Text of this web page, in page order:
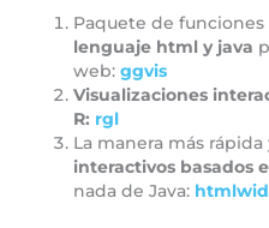
Paquete de
lenguaje html y java
web: ggvis
Visualizaciones
R: rgl
La manera más
interactivos basados
nada de Java: